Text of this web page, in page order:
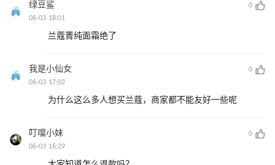
绿豆鲨
0
06-03 18:01
兰蔻菁纯面霜绝了
我是小仙女
0
06-03 17:02
为什么这么多人想买兰蔻，商家都不能友好一些呢
叮噹小妺
0
06-03 16:29